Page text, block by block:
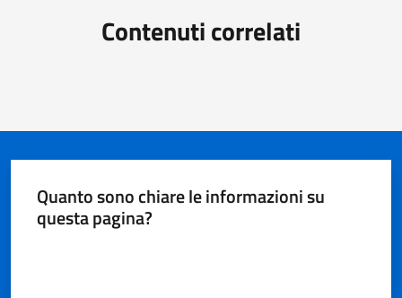
su
Contenuti correlati
Quanto sono chiare le informazioni su
questa pagina?